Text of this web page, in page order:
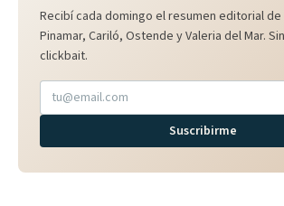
Recibí cada domingo el resumen editorial de
Pinamar, Cariló, Ostende y Valeria del Mar.
clickbait.
Suscribirme